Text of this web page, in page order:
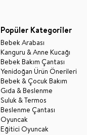
Popüler Kategoriler
Bebek Arabası
Kanguru & Anne Kucağı
Bebek Bakım Çantası
Yenidoğan Ürün Önerileri
Bebek & Çocuk Bakım
Gıda & Beslenme
Suluk & Termos
Beslenme Çantası
Oyuncak
Eğitici Oyuncak